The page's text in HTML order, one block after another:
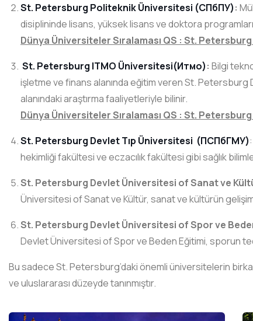
St. Petersburg Politeknik Üniversitesi (СПбПУ):
disiplininde lisans, yüksek lisans ve doktora
Dünya Üniversiteler Sıralaması QS : St.
St. Petersburg ITMO Üniversitesi(Итмо): Bilgi
işletme ve finans alanında eğitim veren St. Petersburg
alanındaki araştırma faaliyetleriyle bilinir.
Dünya Üniversiteler Sıralaması QS : St.
St. Petersburg Devlet Tıp Üniversitesi (ПСПбГМУ)
hekimliği fakültesi ve eczacılık fakültesi gibi sağlık
St. Petersburg Devlet Üniversitesi of Sanat ve
Üniversitesi of Sanat ve Kültür, sanat ve kültürün
St. Petersburg Devlet Üniversitesi of Spor ve
Devlet Üniversitesi of Spor ve Beden Eğitimi, sporun
Bu sadece St. Petersburg’daki önemli üniversitelerin
ve uluslararası düzeyde tanınmıştır.